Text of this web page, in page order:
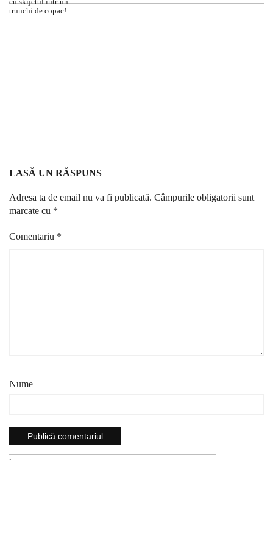
LASĂ UN RĂSPUNS
Adresa ta de email nu va fi publicată. Câmpurile obligatorii sunt
marcate cu *
Comentariu *
Nume
`